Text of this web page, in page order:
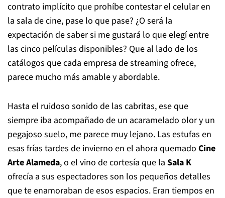
contrato implícito que prohíbe contestar el celular en
la sala de cine, pase lo que pase? ¿O será la
expectación de saber si me gustará lo que elegí entre
las cinco películas disponibles? Que al lado de los
catálogos que cada empresa de streaming ofrece,
parece mucho más amable y abordable.
Hasta el ruidoso sonido de las cabritas, ese que
siempre iba acompañado de un acaramelado olor y un
pegajoso suelo, me parece muy lejano. Las estufas en
esas frías tardes de invierno en el ahora quemado Cine
Arte Alameda, o el vino de cortesía que la Sala K
ofrecía a sus espectadores son los pequeños detalles
que te enamoraban de esos espacios. Eran tiempos en